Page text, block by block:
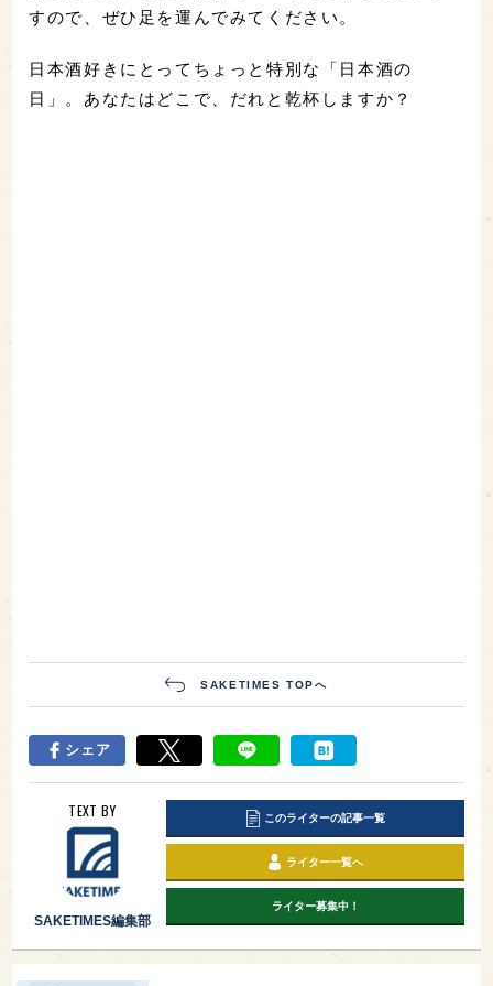
すので、ぜひ足を運んでみてください。
日本酒好きにとってちょっと特別な「日本酒の
日」。あなたはどこで、だれと乾杯しますか？
SAKETIMES TOPへ
シェア
TEXT BY
SAKETIMES編集部
このライターの記事一覧
ライター一覧へ
ライター募集中！